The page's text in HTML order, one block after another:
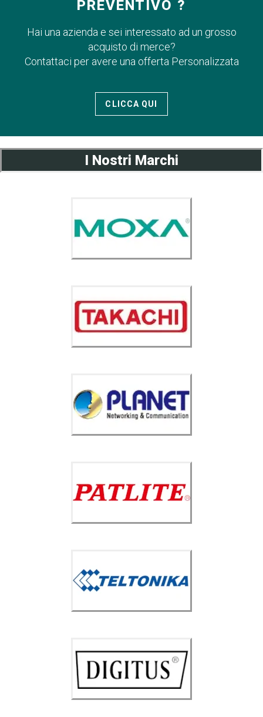
PREVENTIVO ?
Hai una azienda e sei interessato ad un grosso
acquisto di merce?
Contattaci per avere una offerta Personalizzata
CLICCA QUI
I Nostri Marchi